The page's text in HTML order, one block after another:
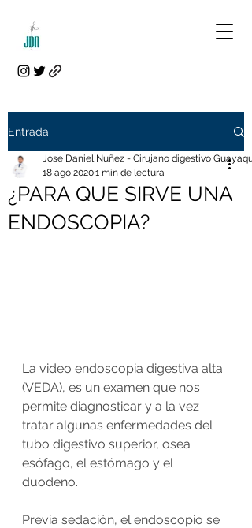
Entrada
¿PARA QUE SIRVE UNA
ENDOSCOPIA?
Jose Daniel Nuñez - Cirujano digestivo Guayaquil
18 ago 20201 min de lectura
La video endoscopia digestiva alta
(VEDA), es un examen que nos
permite diagnosticar y a la vez
tratar algunas enfermedades del
tubo digestivo superior, osea
esófago, el estómago y el
duodeno.
Previa sedación, el endoscopio se